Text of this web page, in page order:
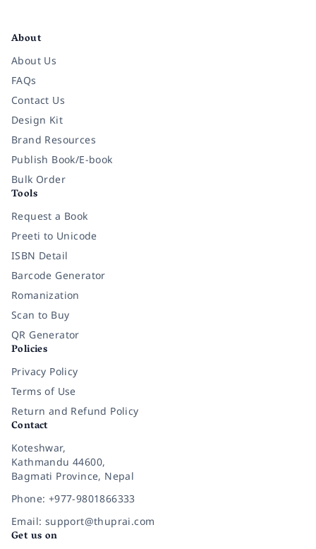
About
About Us
FAQs
Contact Us
Design Kit
Brand Resources
Publish Book/E-book
Bulk Order
Tools
Request a Book
Preeti to Unicode
ISBN Detail
Barcode Generator
Romanization
Scan to Buy
QR Generator
Policies
Privacy Policy
Terms of Use
Return and Refund Policy
Contact
Koteshwar,
Kathmandu 44600,
Bagmati Province, Nepal
Phone: +977-9801866333
Email: support@thuprai.com
Get us on